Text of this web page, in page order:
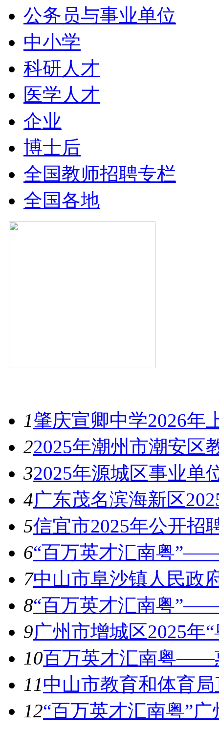
公务员与事业单位
中小学
科研人才
医学人才
企业
博士后
全国教师招聘专栏
全国各地
1肇庆宣卿中学2026年
22025年潮州市潮安区
32025年源城区事业单
4广东茂名滨海新区
5信宜市2025年公开招
6“百万英才汇南粤
7中山市阜沙镇人民政
8“百万英才汇南粤
9广州市增城区2025年
10百万英才汇南粤——
11中山市教育和体育
12“百万英才汇南粤”